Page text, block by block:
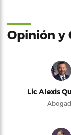
Opinión y
Lic Alexis